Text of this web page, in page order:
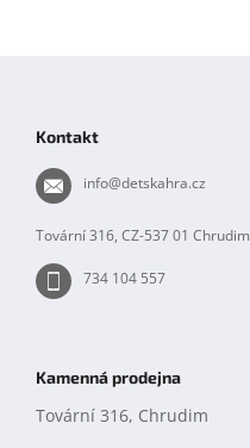
Kontakt
info@detskahra.cz
Tovární 316, CZ-537 01 Chrudim
734 104 557
Kamenná prodejna
Tovární 316, Chrudim